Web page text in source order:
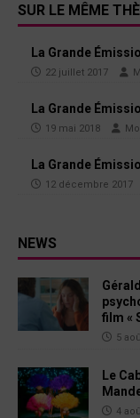
SUR LE MÊME
La Grande
22 juillet 2017
La Grande
19 mai 2018
La Grande
12 décembre 2017
NEWS
film «
5
Le
4